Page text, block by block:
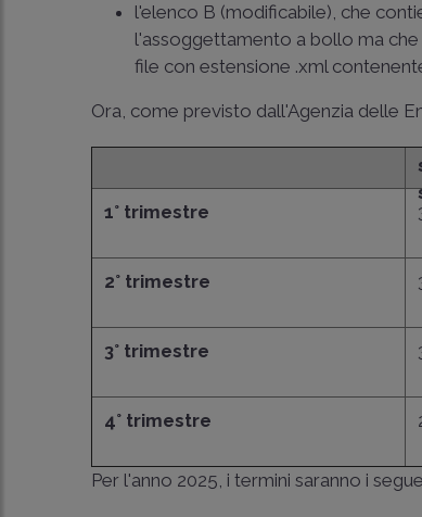
l'elenco B (modificabile), che
l'assoggettamento a bollo ma
file con estensione .xml
Ora, come previsto dall'Agenzia delle
1° trimestre
2° trimestre
3° trimestre
4° trimestre
Per l'anno 2025, i termini saranno i